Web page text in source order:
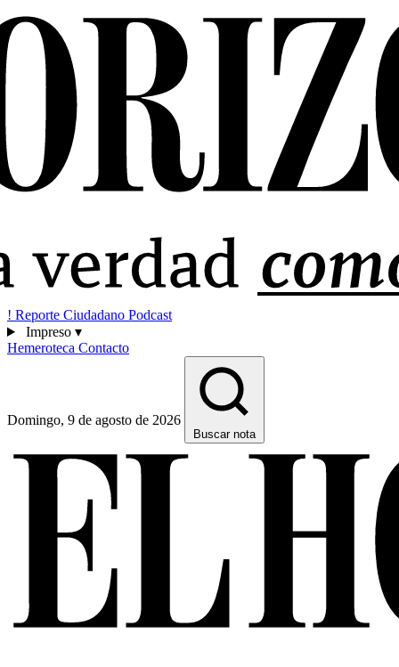
! Reporte Ciudadano Podcast
Impreso ▾
Hemeroteca Contacto
Domingo, 9 de agosto de 2026
Buscar nota